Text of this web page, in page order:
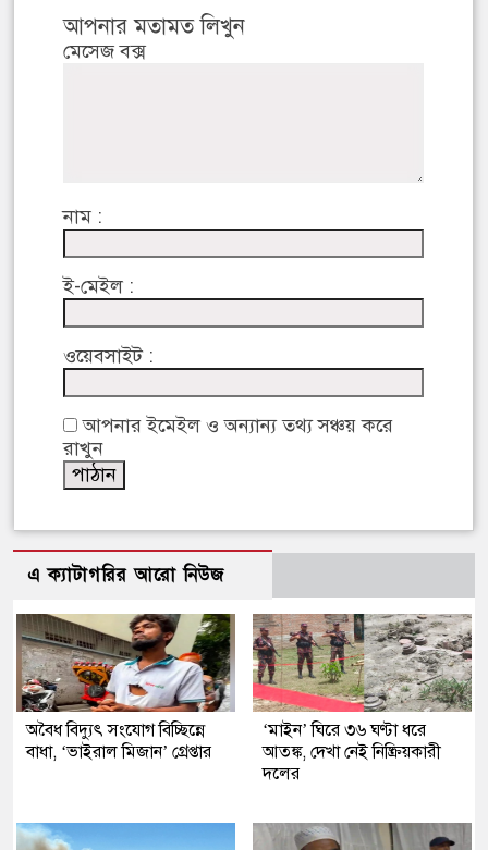
আপনার মতামত লিখুন
মেসেজ বক্স
নাম :
ই-মেইল :
ওয়েবসাইট :
আপনার ইমেইল ও অন্যান্য তথ্য সঞ্চয় করে
রাখুন
এ ক্যাটাগরির আরো নিউজ
অবৈধ বিদ্যুৎ সংযোগ বিচ্ছিন্নে
বাধা, ‘ভাইরাল মিজান’ গ্রেপ্তার
‘মাইন’ ঘিরে ৩৬ ঘণ্টা ধরে
আতঙ্ক, দেখা নেই নিষ্ক্রিয়কারী
দলের